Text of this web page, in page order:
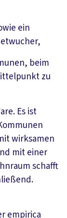
ein
beim
zu
Es ist
wirksamen
mit einer
schafft
empirica